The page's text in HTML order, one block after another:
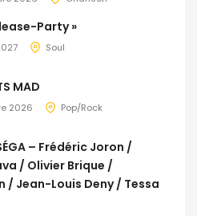
Party »
Soul
MAD
2026 Pop/Rock
– Frédéric Joron /
/ Olivier Brique /
/ Jean-Louis Deny / Tessa